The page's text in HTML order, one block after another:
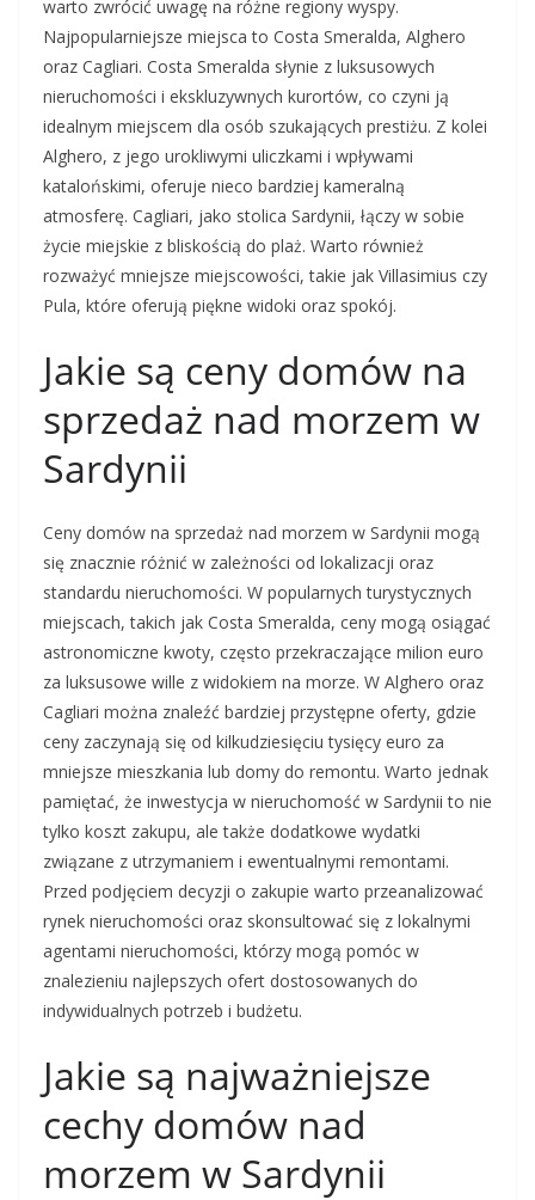
warto zwrócić uwagę na różne regiony wyspy.
Najpopularniejsze miejsca to Costa Smeralda, Alghero
oraz Cagliari. Costa Smeralda słynie z luksusowych
nieruchomości i ekskluzywnych kurortów, co czyni ją
idealnym miejscem dla osób szukających prestiżu. Z kolei
Alghero, z jego urokliwymi uliczkami i wpływami
katalońskimi, oferuje nieco bardziej kameralną
atmosferę. Cagliari, jako stolica Sardynii, łączy w sobie
życie miejskie z bliskością do plaż. Warto również
rozważyć mniejsze miejscowości, takie jak Villasimius czy
Pula, które oferują piękne widoki oraz spokój.
Jakie są ceny domów na
sprzedaż nad morzem w
Sardynii
Ceny domów na sprzedaż nad morzem w Sardynii mogą
się znacznie różnić w zależności od lokalizacji oraz
standardu nieruchomości. W popularnych turystycznych
miejscach, takich jak Costa Smeralda, ceny mogą osiągać
astronomiczne kwoty, często przekraczające milion euro
za luksusowe wille z widokiem na morze. W Alghero oraz
Cagliari można znaleźć bardziej przystępne oferty, gdzie
ceny zaczynają się od kilkudziesięciu tysięcy euro za
mniejsze mieszkania lub domy do remontu. Warto jednak
pamiętać, że inwestycja w nieruchomość w Sardynii to nie
tylko koszt zakupu, ale także dodatkowe wydatki
związane z utrzymaniem i ewentualnymi remontami.
Przed podjęciem decyzji o zakupie warto przeanalizować
rynek nieruchomości oraz skonsultować się z lokalnymi
agentami nieruchomości, którzy mogą pomóc w
znalezieniu najlepszych ofert dostosowanych do
indywidualnych potrzeb i budżetu.
Jakie są najważniejsze
cechy domów nad
morzem w Sardynii